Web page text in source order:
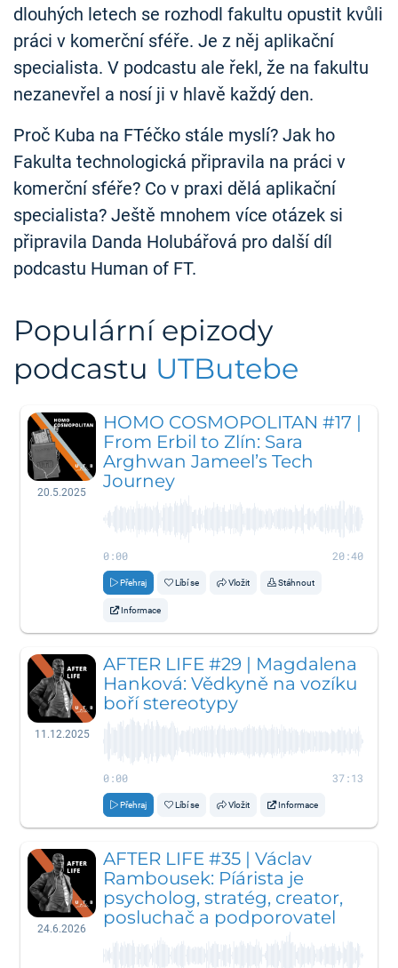
dlouhých letech se rozhodl fakultu opustit kvůli
práci v komerční sféře. Je z něj aplikační
specialista. V podcastu ale řekl, že na fakultu
nezanevřel a nosí ji v hlavě každý den.
Proč Kuba na FTéčko stále myslí? Jak ho
Fakulta technologická připravila na práci v
komerční sféře? Co v praxi dělá aplikační
specialista? Ještě mnohem více otázek si
připravila Danda Holubářová pro další díl
podcastu Human of FT.
Populární epizody
podcastu UTButebe
20.5.2025
HOMO COSMOPOLITAN #17 |
From Erbil to Zlín: Sara
Arghwan Jameel’s Tech
Journey
0:00 20:40
Přehraj Líbí se Vložit Stáhnout
Informace
11.12.2025
AFTER LIFE #29 | Magdalena
Hanková: Vědkyně na vozíku
boří stereotypy
0:00 37:13
Přehraj Líbí se Vložit Informace
24.6.2026
AFTER LIFE #35 | Václav
Rambousek: Píárista je
psycholog, stratég, creator,
posluchač a podporovatel